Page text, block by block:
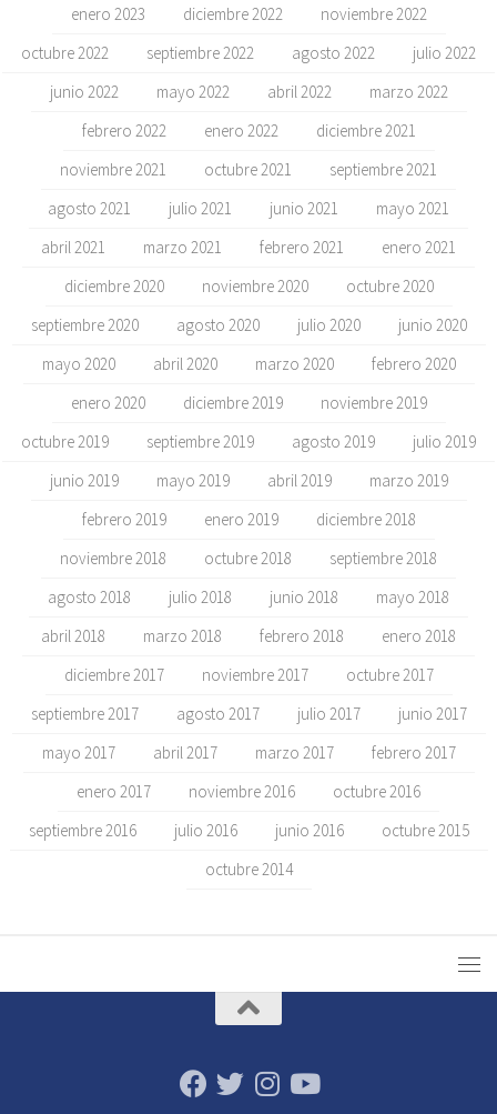
enero 2023
diciembre 2022
noviembre 2022
octubre 2022
septiembre 2022 agosto 2022
julio 2022
junio 2022
mayo 2022 abril 2022
marzo 2022
febrero 2022
enero 2022
diciembre 2021
noviembre 2021
octubre 2021
septiembre 2021
agosto 2021
julio 2021 junio 2021
mayo 2021
abril 2021
marzo 2021 febrero 2021
enero 2021
diciembre 2020
noviembre 2020
octubre 2020
septiembre 2020
agosto 2020 julio 2020
junio 2020
mayo 2020
abril 2020 marzo 2020
febrero 2020
enero 2020
diciembre 2019
noviembre 2019
octubre 2019
septiembre 2019 agosto 2019
julio 2019
junio 2019
mayo 2019 abril 2019
marzo 2019
febrero 2019
enero 2019
diciembre 2018
noviembre 2018
octubre 2018
septiembre 2018
agosto 2018
julio 2018 junio 2018
mayo 2018
abril 2018
marzo 2018 febrero 2018
enero 2018
diciembre 2017
noviembre 2017
octubre 2017
septiembre 2017
agosto 2017 julio 2017
junio 2017
mayo 2017
abril 2017 marzo 2017
febrero 2017
enero 2017
noviembre 2016
octubre 2016
septiembre 2016
julio 2016 junio 2016
octubre 2015
octubre 2014